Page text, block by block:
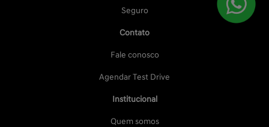
Seguro
Contato
Fale conosco
Agendar Test Drive
Institucional
Quem somos